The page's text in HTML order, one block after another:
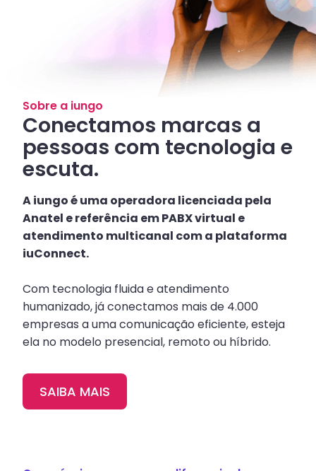
Sobre a iungo
Conectamos marcas a
pessoas com tecnologia e
escuta.
A iungo é uma operadora licenciada pela
Anatel e referência em PABX virtual e
atendimento multicanal com a plataforma
iuConnect.
Com tecnologia fluida e atendimento
humanizado, já conectamos mais de 4.000
empresas a uma comunicação eficiente, esteja
ela no modelo presencial, remoto ou híbrido.
SAIBA MAIS